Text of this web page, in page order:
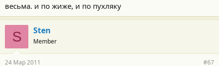
весьма. и по жиже, и по пухляку
S Sten
Member
24 Мар 2011 #67